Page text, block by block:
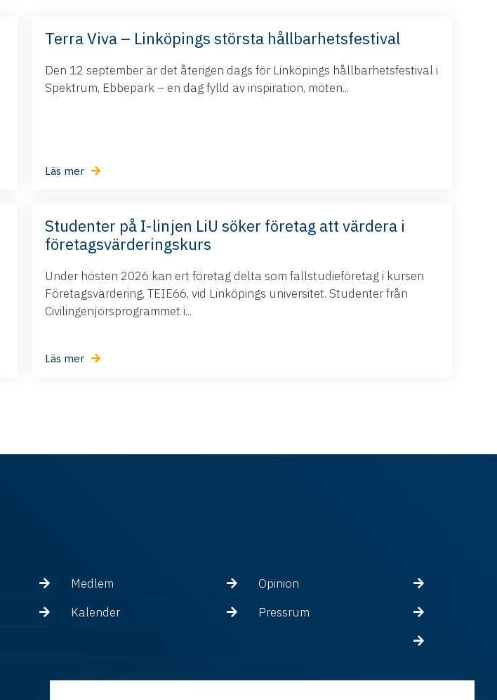
Terra Viva – Linköpings största hållbarhetsfestival
Den 12 september är det återigen dags för Linköpings hållbarhetsfestival i
Spektrum, Ebbepark – en dag fylld av inspiration, möten...
Läs mer
Studenter på I-linjen LiU söker företag att värdera i
företagsvärderingskurs
Under hösten 2026 kan ert företag delta som fallstudieföretag i kursen
Företagsvärdering, TEIE66, vid Linköpings universitet. Studenter från
Civilingenjörsprogrammet i...
Läs mer
Medlem
Opinion
Kalender
Pressrum